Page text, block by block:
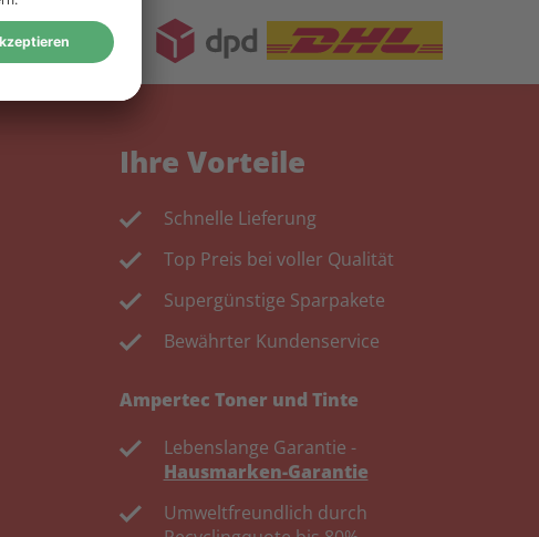
Ihre Vorteile
Schnelle Lieferung
Top Preis bei voller Qualität
Supergünstige Sparpakete
Bewährter Kundenservice
Ampertec Toner und Tinte
Lebenslange Garantie -
Hausmarken-Garantie
Umweltfreundlich durch